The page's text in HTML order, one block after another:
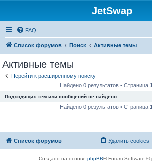
JetSwap
FAQ
Список форумов Поиск Активные темы
Активные темы
Перейти к расширенному поиску
Найдено 0 результатов • Страница 1
Подходящих тем или сообщений не найдено.
Найдено 0 результатов • Страница 1
Список форумов Удалить cookies
Создано на основе phpBB® Forum Software ©